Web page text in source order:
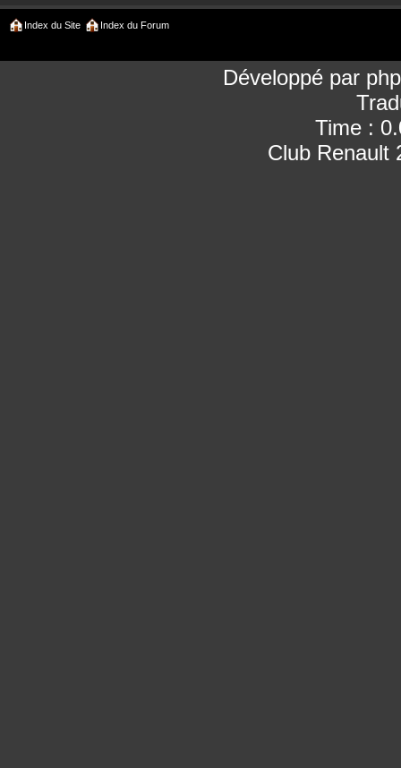
Index du Site Index du Forum
Développé par
Time :
Club Renault